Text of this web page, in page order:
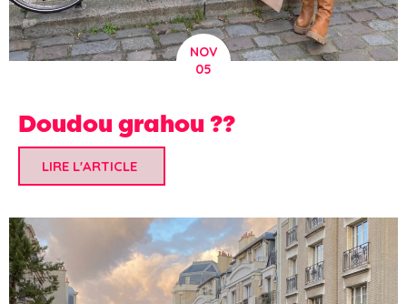
NOV
05
Doudou grahou ??
LIRE L'ARTICLE